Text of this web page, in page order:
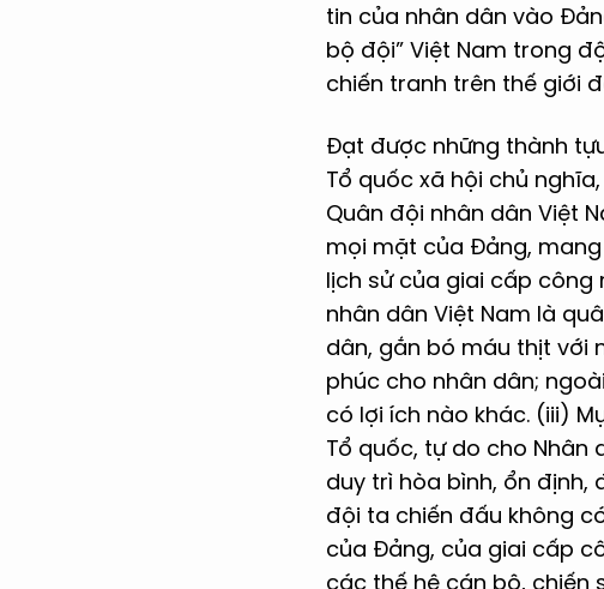
tin của nhân dân vào
bộ đội” Việt Nam trong
chiến tranh trên thế giới
Đạt được những thành
Tổ quốc xã hội chủ
Quân đội nhân dân Việt
mọi mặt của Đảng,
lịch sử của giai cấp công
nhân dân Việt Nam là
dân, gắn bó máu thịt với
phúc cho nhân dân;
có lợi ích nào khác. (iii)
Tổ quốc, tự do cho Nhân
duy trì hòa bình, ổn định,
đội ta chiến đấu không
của Đảng, của giai cấp
các thế hệ cán bộ, chiến